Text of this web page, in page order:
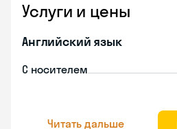
Услуги и цены
Английский язык
С носителем
Читать дальше